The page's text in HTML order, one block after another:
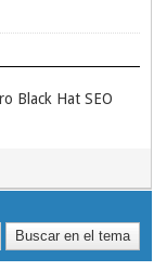
Black Hat SEO